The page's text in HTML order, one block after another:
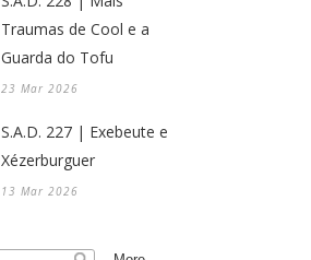
Traumas de Cool e a
Guarda do Tofu
23 Mar 2026
S.A.D. 227 | Exebeute e
Xézerburguer
13 Mar 2026